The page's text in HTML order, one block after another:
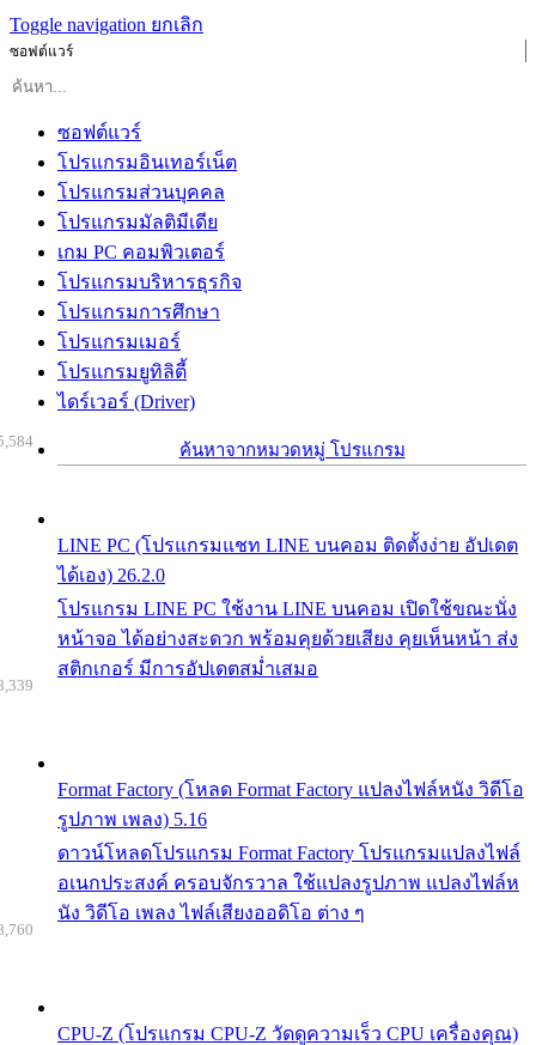
Toggle navigation ยกเลิก
ซอฟต์แวร์
ซอฟต์แวร์
โปรแกรมอินเทอร์เน็ต
โปรแกรมส่วนบุคคล
โปรแกรมมัลติมีเดีย
เกม PC คอมพิวเตอร์
โปรแกรมบริหารธุรกิจ
โปรแกรมการศึกษา
โปรแกรมเมอร์
โปรแกรมยูทิลิตี้
ไดร์เวอร์ (Driver)
ค้นหาจากหมวดหมู่ โปรแกรม
LINE PC (โปรแกรมแชท LINE บนคอม ติดตั้งง่าย อัปเดต
ได้เอง) 26.2.0
โปรแกรม LINE PC ใช้งาน LINE บนคอม เปิดใช้ขณะนั่ง
หน้าจอ ได้อย่างสะดวก พร้อมคุยด้วยเสียง คุยเห็นหน้า ส่ง
สติกเกอร์ มีการอัปเดตสม่ำเสมอ
Format Factory (โหลด Format Factory แปลงไฟล์หนัง วิดีโอ
รูปภาพ เพลง) 5.16
ดาวน์โหลดโปรแกรม Format Factory โปรแกรมแปลงไฟล์
อเนกประสงค์ ครอบจักรวาล ใช้แปลงรูปภาพ แปลงไฟล์ห
นัง วิดีโอ เพลง ไฟล์เสียงออดิโอ ต่าง ๆ
CPU-Z (โปรแกรม CPU-Z วัดดูความเร็ว CPU เครื่องคุณ)